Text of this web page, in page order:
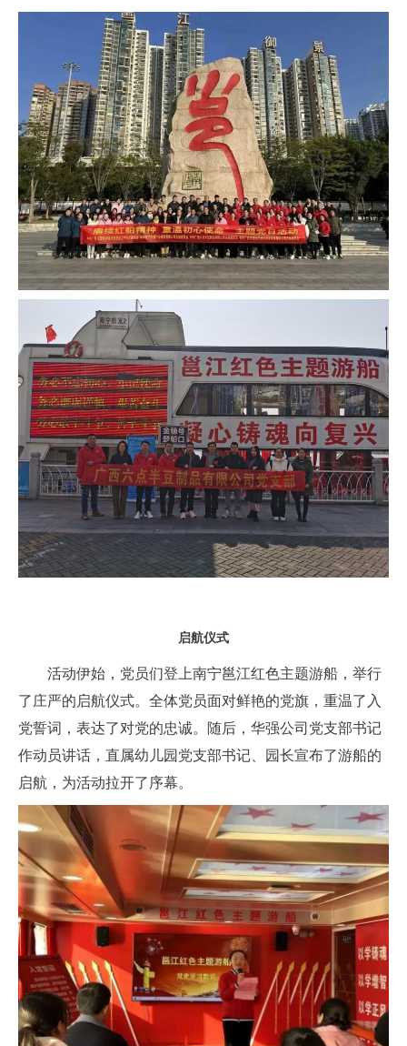
启航仪式
活动伊始，党员们登上南宁邕江红色主题游船，举行
了庄严的启航仪式。全体党员面对鲜艳的党旗，重温了入
党誓词，表达了对党的忠诚。随后，华强公司党支部书记
作动员讲话，直属幼儿园党支部书记、园长宣布了游船的
启航，为活动拉开了序幕。